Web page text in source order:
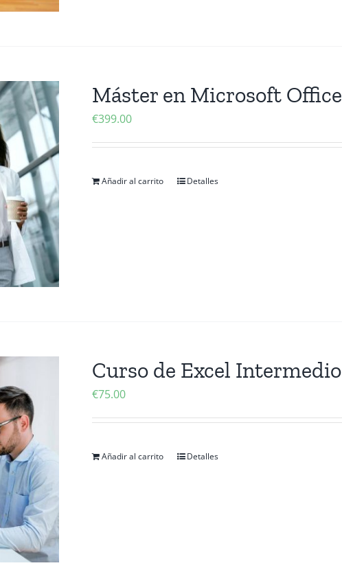
Máster en Microsoft Office
€399.00
Añadir al carrito Detalles
Curso de Excel Intermedio
€75.00
Añadir al carrito Detalles